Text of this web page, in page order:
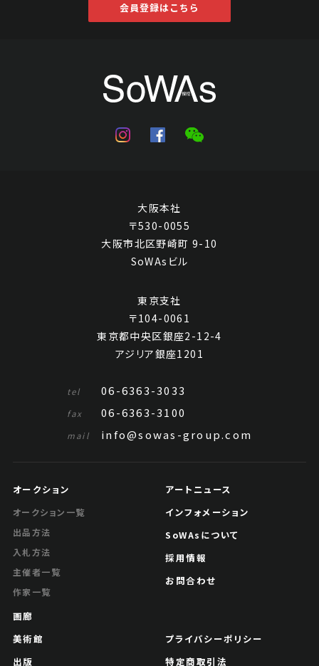
会員登録はこちら
大阪本社
〒530-0055
大阪市北区野崎町 9-10
SoWAsビル
東京支社
〒104-0061
東京都中央区銀座2-12-4
アジリア銀座1201
tel 06-6363-3033
fax 06-6363-3100
mail info@sowas-group.com
オークション
オークション一覧
出品方法
入札方法
主催者一覧
作家一覧
画廊
美術館
出版
アートニュース
インフォメーション
SoWAsについて
採用情報
お問合わせ
プライバシーポリシー
特定商取引法